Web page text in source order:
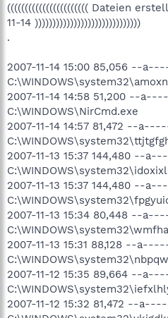
((((((((((((((((((((((( Dateien
11-14 ))))))))))))))))))))))))))))))
.
2007-11-14 15:00 85,056 --
2007-11-14 14:58 51,200 --
C:\WINDOWS\NirCmd.exe
2007-11-14 14:57 81,472 --
2007-11-13 15:37 144,480 --
2007-11-13 15:37 144,480 --
2007-11-13 15:34 80,448 --
2007-11-13 15:31 88,128 --
2007-11-12 15:35 89,664 --
2007-11-12 15:32 81,472 --